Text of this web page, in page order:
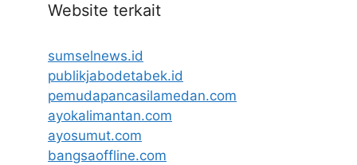
Website terkait
sumselnews.id
publikjabodetabek.id
pemudapancasilamedan.com
ayokalimantan.com
ayosumut.com
bangsaoffline.com